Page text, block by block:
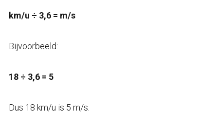
km/u ÷ 3,6 = m/s
Bijvoorbeeld:
18 ÷ 3,6 = 5
Dus 18 km/u is 5 m/s.